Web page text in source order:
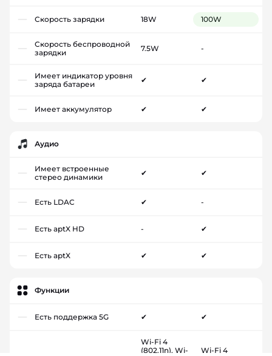
Скорость зарядки 18W 100W
Скорость беспроводной
зарядки
7.5W -
Имеет индикатор уровня
заряда батареи
✔ ✔
Имеет аккумулятор ✔ ✔
Аудио
Имеет встроенные
стерео динамики
✔ ✔
Есть LDAC ✔ -
Есть aptX HD - ✔
Есть aptX ✔ ✔
Функции
Есть поддержка 5G ✔ ✔
Wi-Fi 4
(802.11n), Wi-
Wi-Fi 4